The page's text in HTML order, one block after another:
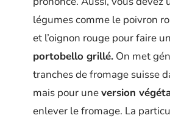
légumes comme le poivron
et l’oignon rouge pour faire un
portobello grillé. On met
tranches de fromage suisse
mais pour uneversion
enlever le fromage. La